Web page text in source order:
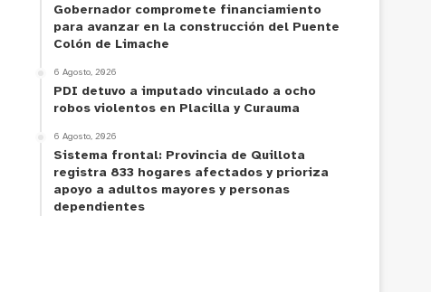
Gobernador compromete financiamiento
para avanzar en la construcción del Puente
Colón de Limache
6 Agosto, 2026
PDI detuvo a imputado vinculado a ocho
robos violentos en Placilla y Curauma
6 Agosto, 2026
Sistema frontal: Provincia de Quillota
registra 833 hogares afectados y prioriza
apoyo a adultos mayores y personas
dependientes